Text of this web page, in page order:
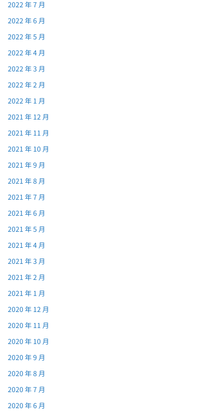
2022 年 7 月
2022 年 6 月
2022 年 5 月
2022 年 4 月
2022 年 3 月
2022 年 2 月
2022 年 1 月
2021 年 12 月
2021 年 11 月
2021 年 10 月
2021 年 9 月
2021 年 8 月
2021 年 7 月
2021 年 6 月
2021 年 5 月
2021 年 4 月
2021 年 3 月
2021 年 2 月
2021 年 1 月
2020 年 12 月
2020 年 11 月
2020 年 10 月
2020 年 9 月
2020 年 8 月
2020 年 7 月
2020 年 6 月